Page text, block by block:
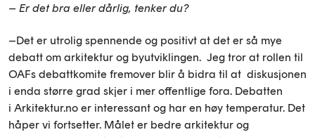
– Er det bra eller dårlig, tenker du?
–Det er utrolig spennende og positivt at det er så mye
debatt om arkitektur og byutviklingen. Jeg tror at rollen til
OAFs debattkomite fremover blir å bidra til at diskusjonen
i enda større grad skjer i mer offentlige fora. Debatten
i Arkitektur.no er interessant og har en høy temperatur. Det
håper vi fortsetter. Målet er bedre arkitektur og